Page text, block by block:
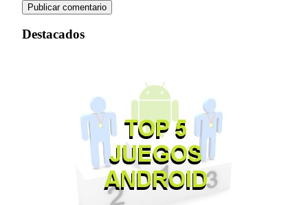
Destacados